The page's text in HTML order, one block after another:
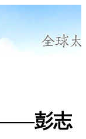
彭志